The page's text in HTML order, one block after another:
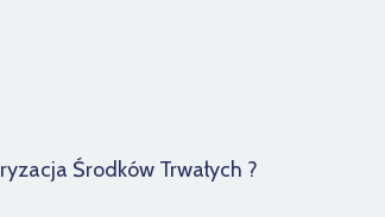
Środków Trwałych ?